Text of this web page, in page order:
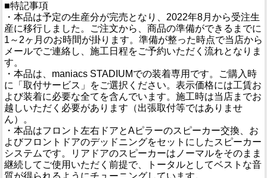
■特記事項
・本品は予定の生産分が完売となり、2022年8月から受注生
産に移行しました。ご注文から、商品の準備ができるまでに
1～2ヶ月のお時間が掛ります。準備が整った時点で当店から
メールでご連絡し、施工日程をご予約いただく流れとなりま
す。
・本品は、maniacs STADIUMでの装着専用です。ご購入時
に「取付サービス」をご選択ください。表示価格には工賃お
よび装着に必要な全てを含んでいます。施工時は当店までお
越しいただく必要があります（出張取付等ではありませ
ん）。
・本品はフロント左右ドアとAピラーのスピーカー交換、お
よびフロントドアのデッドニングをセットにしたスピーカー
システムです。リアドアのスピーカーはノーマルをそのまま
継続してご使用いただく前提で、トータルとしてベストな音